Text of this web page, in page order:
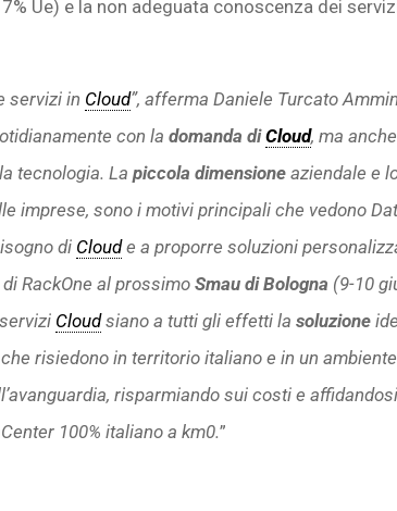
Ue) e la non adeguata conoscenza dei
servizi in Cloud”, afferma Daniele Turcato
con la domanda diCloud, ma
tecnologia. La piccola dimensione aziendale e
imprese, sono i motivi principali che vedono
di Cloude a proporre soluzioni
di RackOne al prossimo Smau di Bologna (9-10
Cloudsiano a tutti gli effetti la soluzione
risiedono in territorio italiano e in un
risparmiando sui costi e
100% italiano a km0.”